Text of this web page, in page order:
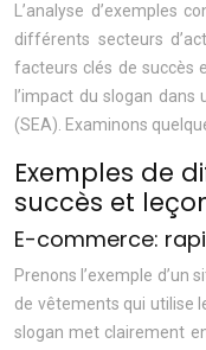
L’analyse d’exemples
différents secteurs
facteurs clés de succès
l’impact du slogan
(SEA). Examinons
Exemples de
succès et
E-commerce:
Prenons l’exemple d’un
de vêtements qui utilise
slogan met clairement